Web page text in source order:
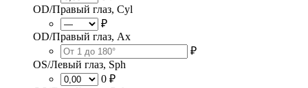
OD/Правый глаз, Cyl
₽
OD/Правый глаз, Ax
₽
OS/Левый глаз, Sph
0 ₽